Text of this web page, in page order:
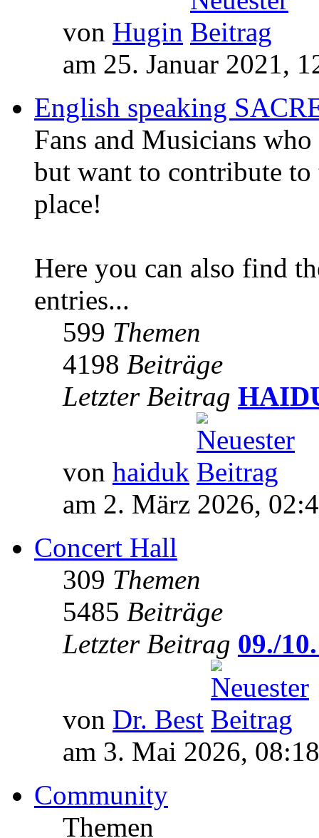
von Hugin
am 25. Januar 2021,
English speaking
Fans and Musicians
but want to contribute to
place!
Here you can also find
entries...
599 Themen
4198 Beiträge
Letzter Beitrag
von haiduk
am 2. März 2026,
Concert Hall
309 Themen
5485 Beiträge
Letzter Beitrag 09./
von Dr. Best
am 3. Mai 2026, 08:18
Community
Themen